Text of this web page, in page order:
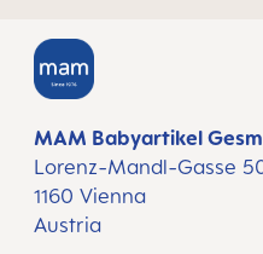
MAM Babyartikel
Lorenz-Mandl-Gasse
1160 Vienna
Austria